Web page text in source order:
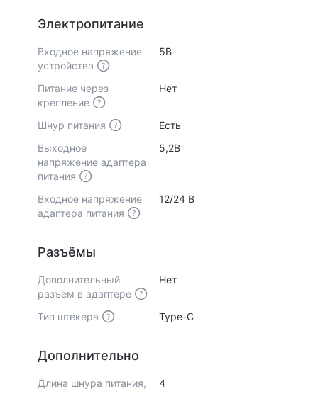
Электропитание
Входное напряжение
устройства
5В
Питание через
крепление
Нет
Шнур питания
Есть
Выходное
напряжение адаптера
питания
5,2В
Входное напряжение
адаптера питания
12/24 В
Разъёмы
Дополнительный
разъём в адаптере
Нет
Тип штекера Type-C
Дополнительно
Длина шнура питания,
4